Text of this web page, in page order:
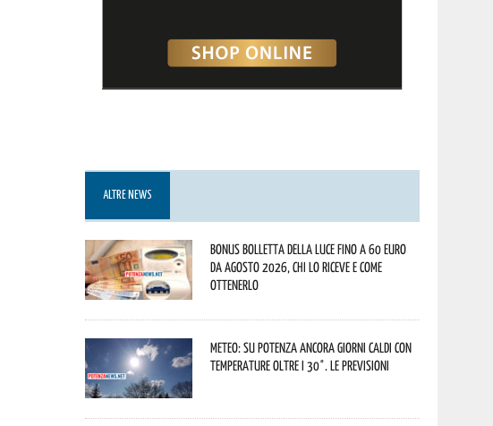
ALTRE NEWS
Bonus bolletta della luce fino a 60 euro
da agosto 2026, chi lo riceve e come
ottenerlo
Meteo: su Potenza ancora giorni caldi con
temperature oltre i 30°. Le previsioni